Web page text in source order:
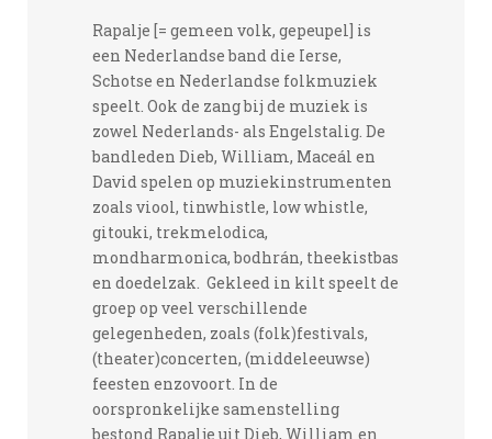
Rapalje [= gemeen volk, gepeupel] is
een Nederlandse band die Ierse,
Schotse en Nederlandse folkmuziek
speelt. Ook de zang bij de muziek is
zowel Nederlands- als Engelstalig. De
bandleden Dieb, William, Maceál en
David spelen op muziekinstrumenten
zoals viool, tinwhistle, low whistle,
gitouki, trekmelodica,
mondharmonica, bodhrán, theekistbas
en doedelzak. Gekleed in kilt speelt de
groep op veel verschillende
gelegenheden, zoals (folk)festivals,
(theater)concerten, (middeleeuwse)
feesten enzovoort. In de
oorspronkelijke samenstelling
bestond Rapalje uit Dieb, William en